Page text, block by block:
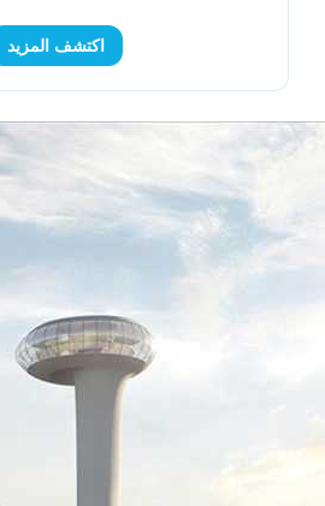
اكتشف المزيد